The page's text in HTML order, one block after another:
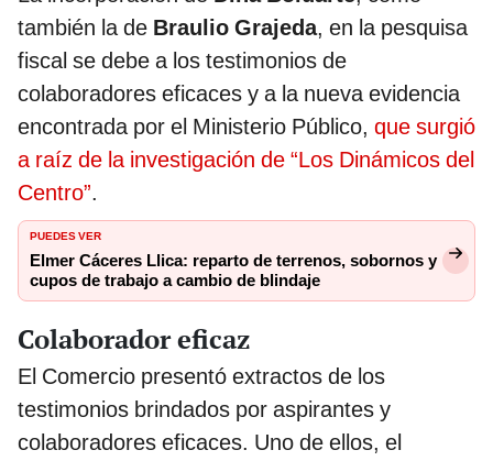
también la de Braulio Grajeda, en la pesquisa
fiscal se debe a los testimonios de
colaboradores eficaces y a la nueva evidencia
encontrada por el Ministerio Público, que surgió
a raíz de la investigación de “Los Dinámicos del
Centro”.
PUEDES VER
Elmer Cáceres Llica: reparto de terrenos, sobornos y
cupos de trabajo a cambio de blindaje
Colaborador eficaz
El Comercio presentó extractos de los
testimonios brindados por aspirantes y
colaboradores eficaces. Uno de ellos, el